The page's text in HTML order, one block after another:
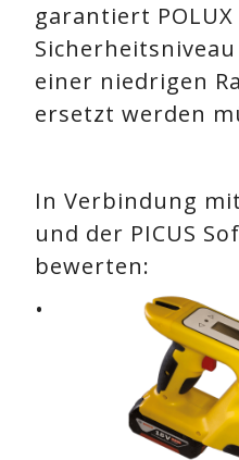
garantiert
einer niedrigen
ersetzt werden
In Verbindung
und der PICUS
bewerten:
•